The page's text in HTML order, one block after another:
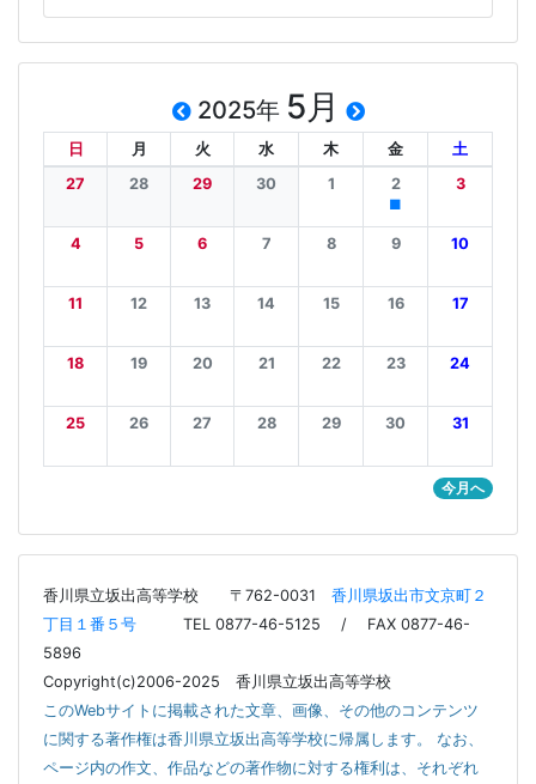
*教育実習の受け入れ
*端末使用ガイドライン
2025年 5月
27
28 29 30 1 2 3
4 5 6 7 8 9 10
11 12 13 14 15 16 17
24
25 26 27 28 29 30 31
今月へ
香川県立坂出高等学校 〒762-0031
香川県坂出市文京町２
丁目１番５号TEL 0877-46-5125 / FAX 0877-46-
5896